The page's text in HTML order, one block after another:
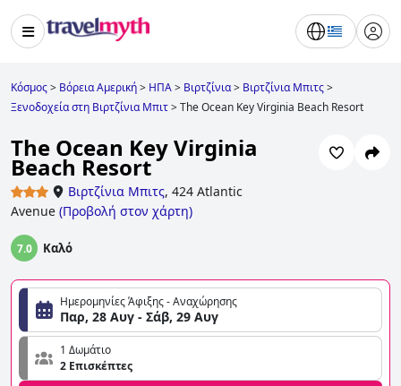
Κόσμος> Βόρεια Αμερική> ΗΠΑ> Βιρτζίνια> Βιρτζίνια Μπιτς>
Ξενοδοχεία στη Βιρτζίνια Μπιτ>The Ocean Key Virginia Beach Resort
The Ocean Key Virginia
Beach Resort
Βιρτζίνια Μπιτς, 424 Atlantic
Avenue (Προβολή στον χάρτη)
7.0 Καλό
Ημερομηνίες Άφιξης - Αναχώρησης
Παρ, 28 Αυγ - Σάβ, 29 Αυγ
1 Δωμάτιο
2 Επισκέπτες